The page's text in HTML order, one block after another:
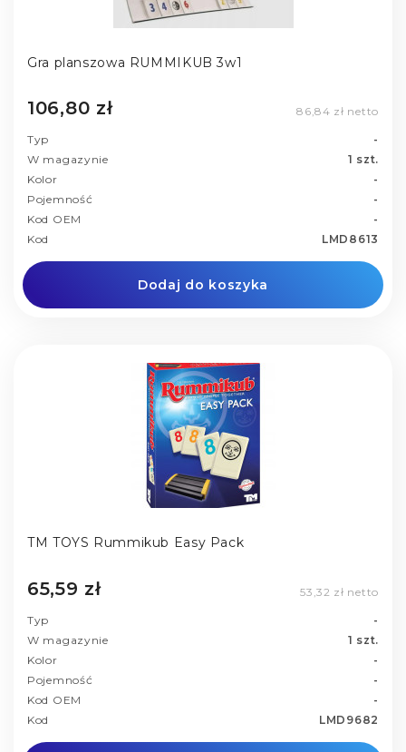
Gra planszowa RUMMIKUB 3w1
106,80 zł 86,84 zł netto
Typ
-
W magazynie
1 szt.
Kolor
-
Pojemność
-
Kod OEM
-
Kod
LMD8613
Dodaj do koszyka
TM TOYS Rummikub Easy Pack
65,59 zł 53,32 zł netto
Typ
-
W magazynie
1 szt.
Kolor
-
Pojemność
-
Kod OEM
-
Kod
LMD9682